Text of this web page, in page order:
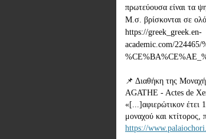
πρωτεύουσα είναι τα
Μ.σ. βρίσκονται σε
https://greek_greek.en-
academic.com/
📌 Διαθήκη της
AGATHE - Actes de
«[...]αφιερώτικον έτει
https://